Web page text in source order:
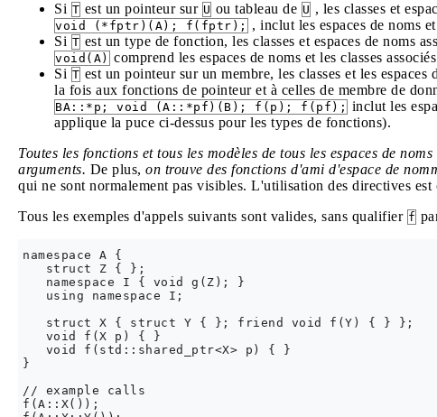
Si T est un pointeur sur U ou tableau de U , les classes et
void (*fptr)(A); f(fptr); , inclut les espaces de noms
Si T est un type de fonction, les classes et espaces de noms
void(A) comprend les espaces de noms et les classes
Si T est un pointeur sur un membre, les classes et les
la fois aux fonctions de pointeur et à celles de membre de
BA::*p; void (A::*pf)(B); f(p); f(pf); inclut les
applique la puce ci-dessus pour les types de fonctions).
Toutes les fonctions et tous les modèles de tous les espaces de
arguments. De plus, on trouve des fonctions d'ami d'espace de
qui ne sont normalement pas visibles. L'utilisation des directives est
Tous les exemples d'appels suivants sont valides, sans qualifier f
namespace A {
   struct Z { };
   namespace I { void g(Z); }
   using namespace I;
   struct X { struct Y { }; friend void f(Y) { } };
   void f(X p) { }
   void f(std::shared_ptr<X> p) { }
}
// example calls
f(A::X());